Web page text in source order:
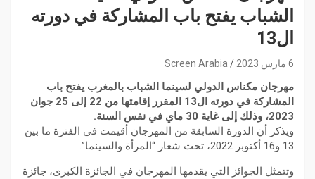
الشباب يفتح باب المشاركة في دورته
ال13
6 مارس 2023 Screen Arabia
مهرجان مكناس الدولي لسينما الشباب بالمغرب يفتح باب
المشاركة في دورته ال13 المقرر إقامتها من 22 إلى 25 جوان
2023، وذلك إلى غاية 30 ماي في نفس السنة.
ويذكر أن الدورة السابقة من المهرجان أقيمت في الفترة ما بين
13 و16 أكتوبر 2022، تحت شعار “المرأة والسينما”.
وتتمثل الجوائز التي يقدمها المهرجان في الجائزة الكبرى، جائزة